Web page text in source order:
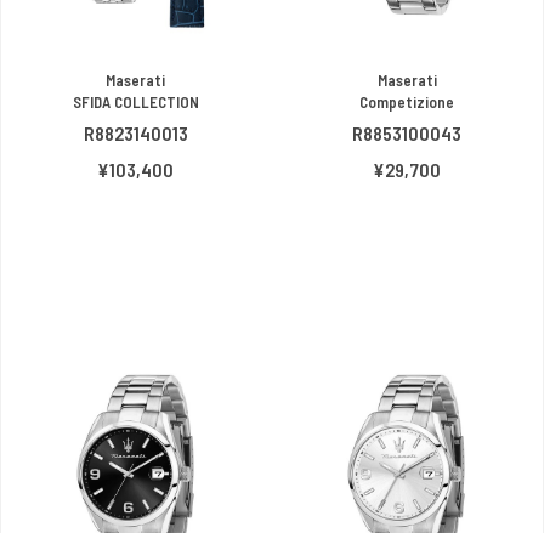
Maserati
SFIDA COLLECTION
R8823140013
¥103,400
Maserati
Competizione
R8853100043
¥29,700